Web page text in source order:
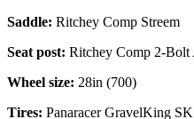
Saddle: Ritchey Comp Streem
Seat post: Ritchey Comp 2-
Wheel size: 28in (700)
Tires: Panaracer GravelKing